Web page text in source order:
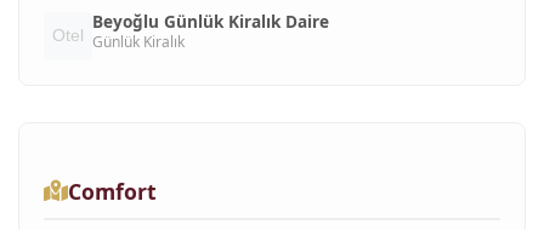
Beyoğlu Günlük Kiralık Daire
Günlük Kiralık
Comfort